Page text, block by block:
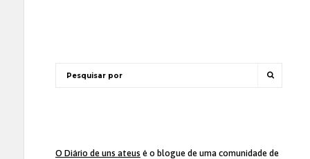
O Diário de uns ateus é o blogue de uma comunidade de